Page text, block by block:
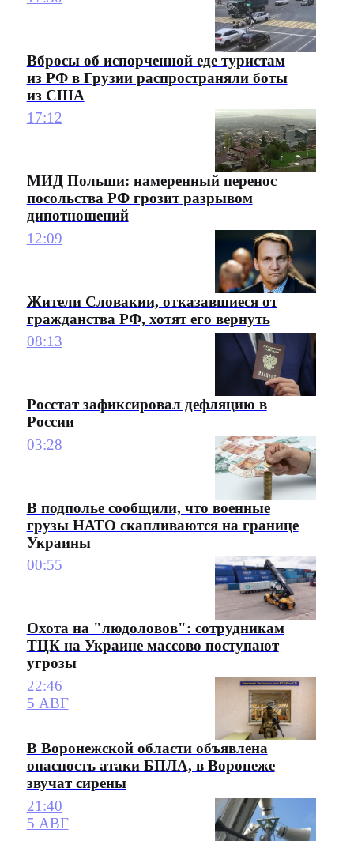
Вбросы об испорченной еде туристам
из РФ в Грузии распространяли боты
из США
17:12
МИД Польши: намеренный перенос
посольства РФ грозит разрывом
дипотношений
12:09
Жители Словакии, отказавшиеся от
гражданства РФ, хотят его вернуть
08:13
Росстат зафиксировал дефляцию в
России
03:28
В подполье сообщили, что военные
грузы НАТО скапливаются на границе
Украины
00:55
Охота на "людоловов": сотрудникам
ТЦК на Украине массово поступают
угрозы
22:46
5 АВГ
В Воронежской области объявлена
опасность атаки БПЛА, в Воронеже
звучат сирены
21:40
5 АВГ